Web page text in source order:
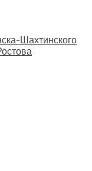
Шахтинского